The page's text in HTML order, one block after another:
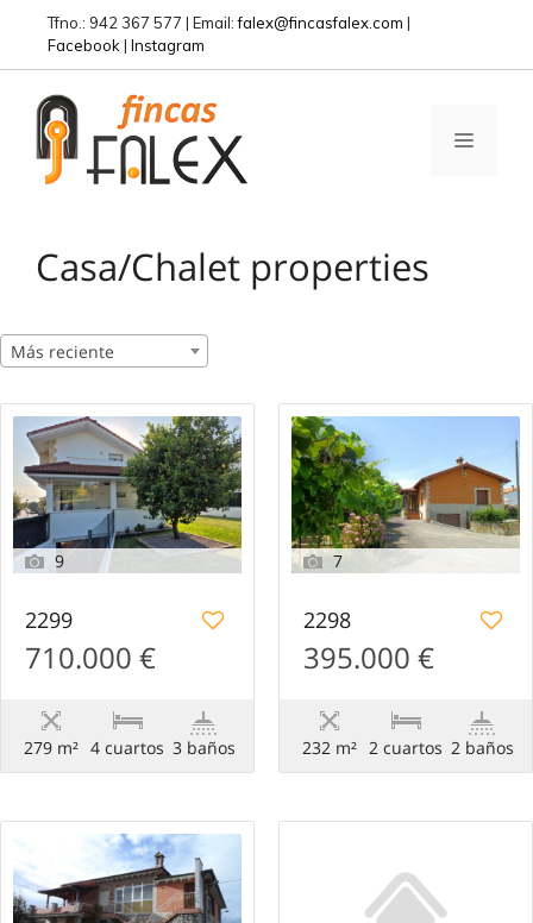
Saltar
contenido
Tfno.: 942 367 577 | Email:falex@fincasfalex.com |
Facebook | Instagram
MENÚ
Casa/Chalet properties
Más reciente
9
2299
710.000 €
279 m² 4 сuartos 3 baños
7
2298
395.000 €
232 m² 2 сuartos 2 baños